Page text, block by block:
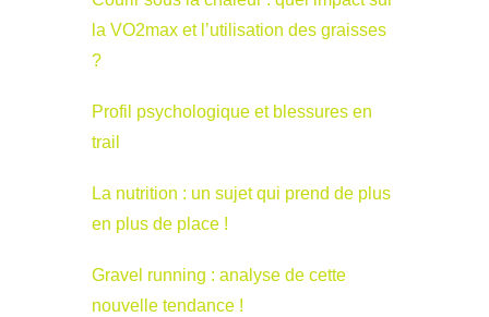
la VO2max et l’utilisation des graisses
?
Profil psychologique et blessures en
trail
La nutrition : un sujet qui prend de plus
en plus de place !
Gravel running : analyse de cette
nouvelle tendance !